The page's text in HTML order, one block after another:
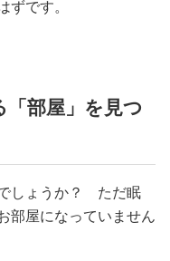
ずです。
部屋」を見つ
しょうか？ ただ眠
部屋になっていません